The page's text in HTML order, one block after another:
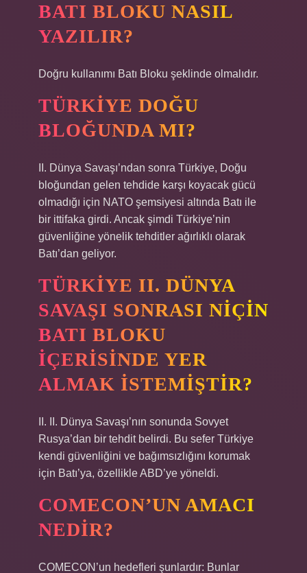
BATI BLOKU NASIL
YAZILIR?
Doğru kullanımı Batı Bloku şeklinde olmalıdır.
TÜRKIYE DOĞU
BLOĞUNDA MI?
II. Dünya Savaşı’ndan sonra Türkiye, Doğu
bloğundan gelen tehdide karşı koyacak gücü
olmadığı için NATO şemsiyesi altında Batı ile
bir ittifaka girdi. Ancak şimdi Türkiye’nin
güvenliğine yönelik tehditler ağırlıklı olarak
Batı’dan geliyor.
TÜRKIYE II. DÜNYA
SAVAŞI SONRASI NIÇIN
BATI BLOKU
IÇERISINDE YER
ALMAK ISTEMIŞTIR?
II. II. Dünya Savaşı’nın sonunda Sovyet
Rusya’dan bir tehdit belirdi. Bu sefer Türkiye
kendi güvenliğini ve bağımsızlığını korumak
için Batı’ya, özellikle ABD’ye yöneldi.
COMECON’UN AMACI
NEDIR?
COMECON’un hedefleri şunlardır: Bunlar